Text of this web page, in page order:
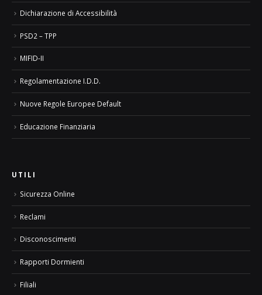
Dichiarazione di Accessibilità
PSD2 – TPP
MIFID-II
Regolamentazione I.D.D.
Nuove Regole Europee Default
Educazione Finanziaria
UTILI
Sicurezza Online
Reclami
Disconoscimenti
Rapporti Dormienti
Filiali